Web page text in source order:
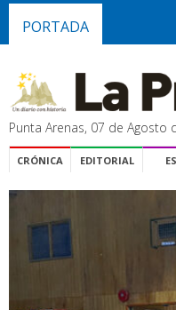
PORTADA
Punta Arenas, 07 de Agosto
CRÓNICA EDITORIAL